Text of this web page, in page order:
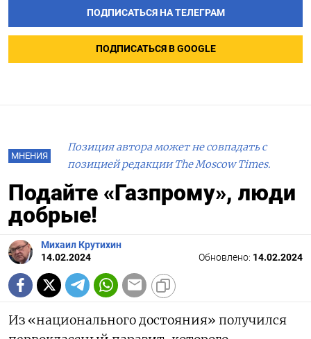
ПОДПИСАТЬСЯ НА ТЕЛЕГРАМ
ПОДПИСАТЬСЯ В GOOGLE
МНЕНИЯ
Позиция автора может не совпадать с
позицией редакции The Moscow Times.
Подайте «Газпрому», люди
добрые!
Михаил Крутихин
14.02.2024
Обновлено: 14.02.2024
Из «национального достояния» получился